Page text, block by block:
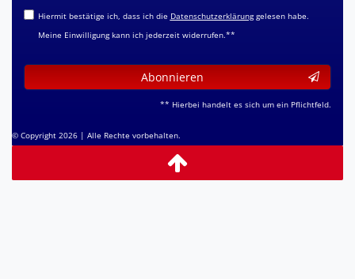
Hiermit bestätige ich, dass ich die Daten­schutz­erklärunggelesen habe.
Meine Einwilligung kann ich jederzeit widerrufen.**
Abonnieren
** Hierbei handelt es sich um ein Pflichtfeld.
© Copyright 2026 | Alle Rechte vorbehalten.